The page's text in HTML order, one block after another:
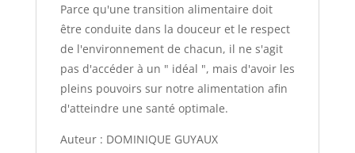
Parce qu'une transition alimentaire doit
être conduite dans la douceur et le respect
de l'environnement de chacun, il ne s'agit
pas d'accéder à un " idéal ", mais d'avoir les
pleins pouvoirs sur notre alimentation afin
d'atteindre une santé optimale.
Auteur : DOMINIQUE GUYAUX